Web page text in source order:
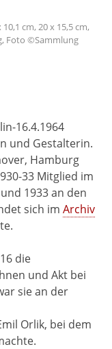
cm, 20 x 15,5 cm,
Foto ©Sammlung
16.4.1964
und Gestalterin.
Hamburg
33 Mitglied im
1933 an den
sich im Archiv
die
und Akt bei
sie an der
Orlik, bei dem